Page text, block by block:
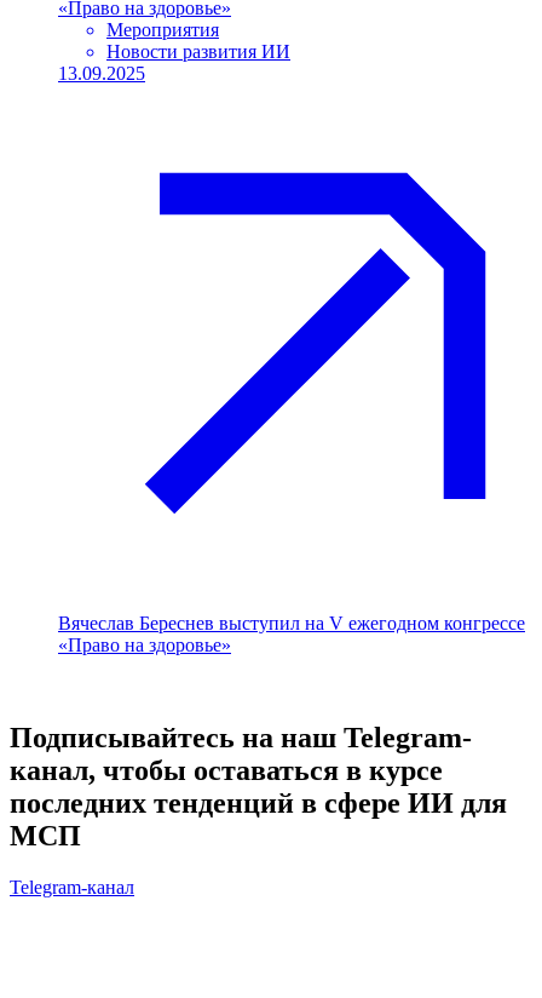
Мероприятия
Новости развития ИИ
13.09.2025
Вячеслав Береснев выступил на V ежегодном конгрессе
«Право на здоровье»
Подписывайтесь на наш Telegram-
канал, чтобы оставаться в курсе
последних тенденций в сфере ИИ для
МСП
Telegram-канал